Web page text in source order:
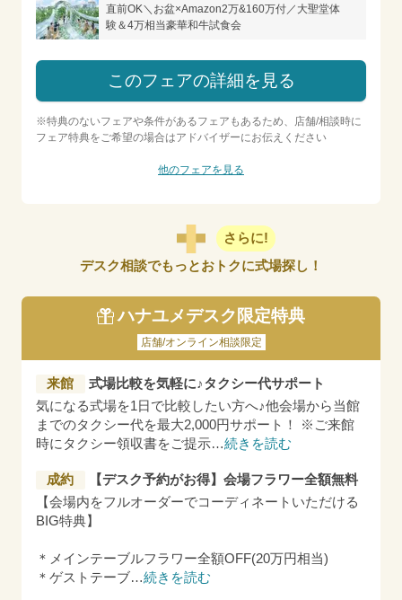
直前OK＼お盆×Amazon2万&160万付／大聖堂体
験＆4万相当豪華和牛試食会
このフェアの詳細を見る
※特典のないフェアや条件があるフェアもあるため、店舗/相談時に
フェア特典をご希望の場合はアドバイザーにお伝えください
他のフェアを見る
さらに!
デスク相談でもっとおトクに式場探し！
ハナユメデスク限定特典
店舗/オンライン相談限定
来館
式場比較を気軽に♪タクシー代サポート
気になる式場を1日で比較したい方へ♪他会場から当館
までのタクシー代を最大2,000円サポート！ ※ご来館
時にタクシー領収書をご提示…続きを読む
成約
【デスク予約がお得】会場フラワー全額無料
【会場内をフルオーダーでコーディネートいただける
BIG特典】
＊メインテーブルフラワー全額OFF(20万円相当)
＊ゲストテーブ…続きを読む